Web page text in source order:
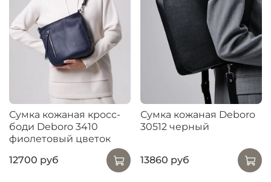
Сумка кожаная кросс-
боди Deboro 3410
фиолетовый цветок
12700 руб
Сумка кожаная Deboro
30512 черный
13860 руб